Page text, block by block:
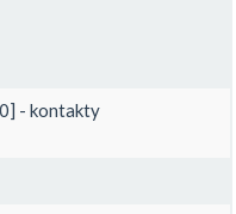
- kontakty